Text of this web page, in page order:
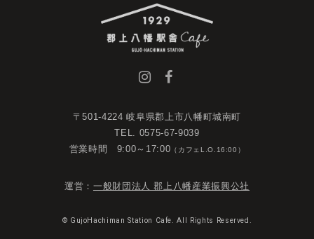
〒501-4224 岐阜県郡上市八幡町城南町
TEL. 0575-67-9039
営業時間 9:00～17:00 （カフェL.O.16:00）
運営： 一般財団法人 郡上八幡産業振興公社
© GujoHachiman Station Cafe. All Rights Reserved.